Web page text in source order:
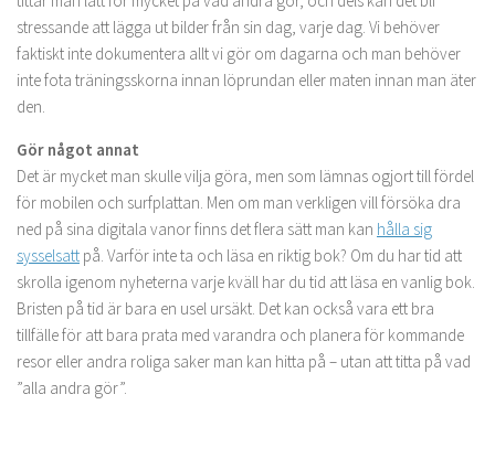
stressande att lägga ut bilder från sin dag, varje dag. Vi behöver
faktiskt inte dokumentera allt vi gör om dagarna och man behöver
inte fota träningsskorna innan löprundan eller maten innan man äter
den.
Gör något annat
Det är mycket man skulle vilja göra, men som lämnas ogjort till fördel
för mobilen och surfplattan. Men om man verkligen vill försöka dra
ned på sina digitala vanor finns det flera sätt man kan hålla sig
sysselsatt på. Varför inte ta och läsa en riktig bok? Om du har tid att
skrolla igenom nyheterna varje kväll har du tid att läsa en vanlig bok.
Bristen på tid är bara en usel ursäkt. Det kan också vara ett bra
tillfälle för att bara prata med varandra och planera för kommande
resor eller andra roliga saker man kan hitta på – utan att titta på vad
”alla andra gör”.